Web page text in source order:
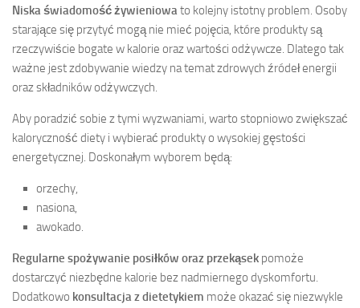
Niska świadomość żywieniowato kolejny istotny problem. Osoby
starające się przytyć mogą nie mieć pojęcia, które produkty są
rzeczywiście bogate w kalorie oraz wartości odżywcze. Dlatego tak
ważne jest zdobywanie wiedzy na temat zdrowych źródeł energii
oraz składników odżywczych.
Aby poradzić sobie z tymi wyzwaniami, warto stopniowo zwiększać
kaloryczność diety i wybierać produkty o wysokiej gęstości
energetycznej. Doskonałym wyborem będą:
orzechy,
nasiona,
awokado.
Regularne spożywanie posiłków oraz przekąsek pomoże
dostarczyć niezbędne kalorie bez nadmiernego dyskomfortu.
Dodatkowo konsultacja z dietetykiem może okazać się niezwykle